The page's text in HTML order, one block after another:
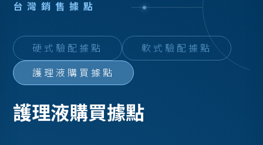
台灣銷 售據點
硬式驗配據點 軟式驗配據點
護理液購買據點
護理液購買據點